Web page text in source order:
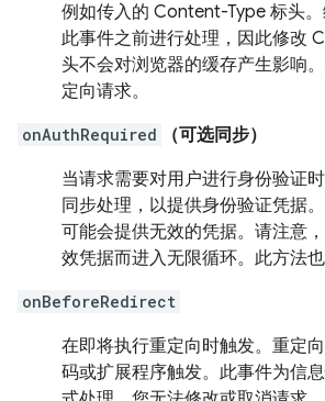
例如传入的 Content-Type 标头
此事件之前进行处理，因此修改
头不会对浏览器的缓存产生影响
定向请求。
onAuthRequired
（可选同步）
当请求需要对用户进行身份验证
同步处理，以提供身份验证凭据
可能会提供无效的凭据。请注意
效凭据而进入无限循环。此方法也
onBeforeRedirect
在即将执行重定向时触发。重定
码或扩展程序触发。此事件为信